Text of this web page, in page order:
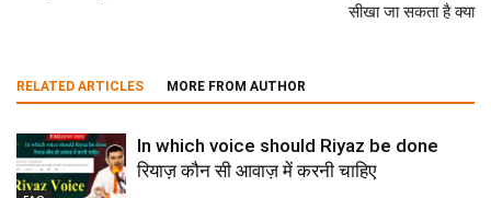
सीखा जा सकता है क्या
RELATED ARTICLES MORE FROM AUTHOR
In which voice should Riyaz be done
रियाज़ कौन सी आवाज़ में करनी चाहिए